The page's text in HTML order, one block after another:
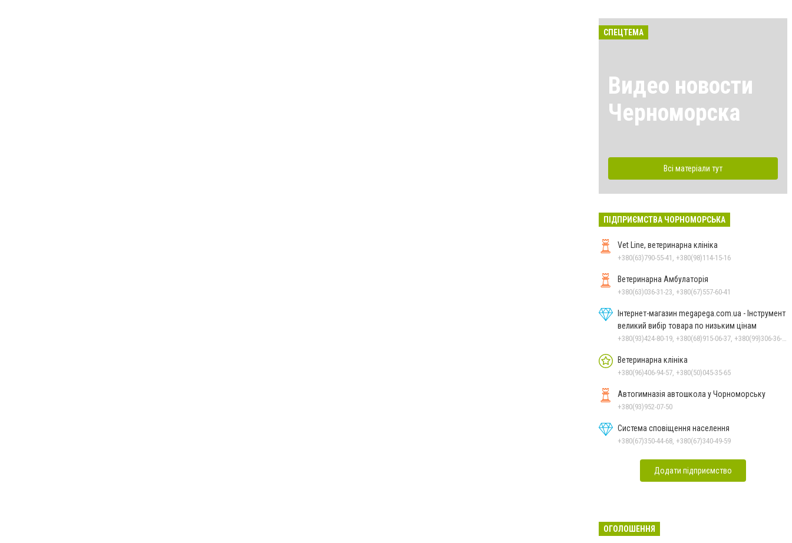
СПЕЦТЕМА
Видео новости
Черноморска
Всі матеріали тут
ПІДПРИЄМСТВА ЧОРНОМОРСЬКА
Vet Line, ветеринарна клініка
+380(63)790-55-41, +380(98)114-15-16
Ветеринарна Амбулаторія
+380(63)036-31-23, +380(67)557-60-41
Інтернет-магазин megapega.com.ua - Інструмент
великий вибір товара по низьким цінам
Ветеринарна клініка
+380(96)406-94-57, +380(50)045-35-65
Автогимназія автошкола у Чорноморську
+380(93)952-07-50
Система сповіщення населення
+380(67)350-44-68, +380(67)340-49-59
Додати підприємство
ОГОЛОШЕННЯ